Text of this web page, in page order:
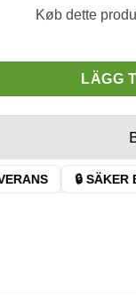
Køb dette
mängd
LÄGG
🔒 SÄKER